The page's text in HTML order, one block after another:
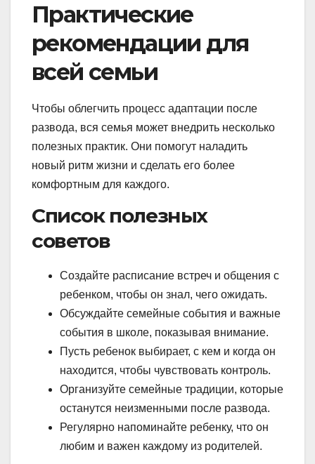
Практические
рекомендации для
всей семьи
Чтобы облегчить процесс адаптации после
развода, вся семья может внедрить несколько
полезных практик. Они помогут наладить
новый ритм жизни и сделать его более
комфортным для каждого.
Список полезных
советов
Создайте расписание встреч и общения с
ребенком, чтобы он знал, чего ожидать.
Обсуждайте семейные события и важные
события в школе, показывая внимание.
Пусть ребенок выбирает, с кем и когда он
находится, чтобы чувствовать контроль.
Организуйте семейные традиции, которые
останутся неизменными после развода.
Регулярно напоминайте ребенку, что он
любим и важен каждому из родителей.